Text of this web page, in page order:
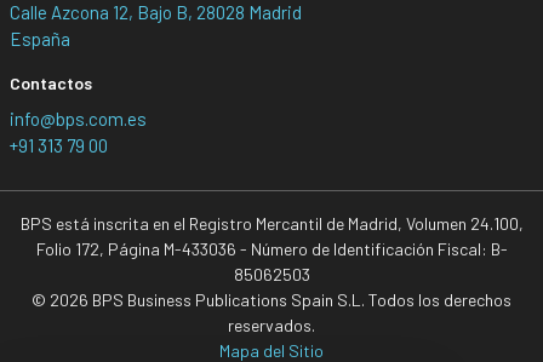
Calle Azcona 12, Bajo B, 28028 Madrid
España
Contactos
info@bps.com.es
+91 313 79 00
BPS está inscrita en el Registro Mercantil de Madrid, Volumen 24.100,
Folio 172, Página M-433036 - Número de Identificación Fiscal: B-
85062503
© 2026 BPS Business Publications Spain S.L. Todos los derechos
reservados.
Mapa del Sitio